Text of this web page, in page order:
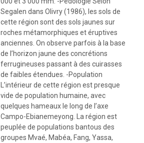
Segalen dans Olivry (1986), les sols de
cette région sont des sols jaunes sur
roches métamorphiques et éruptives
anciennes. On observe parfois à la base
de l’horizon jaune des concrétions
ferrugineuses passant à des cuirasses
de faibles étendues. -Population
L’intérieur de cette région est presque
vide de population humaine, avec
quelques hameaux le long de l’axe
Campo-Ebianemeyong. La région est
peuplée de populations bantous des
groupes Mvaé, Mabéa, Fang, Yassa,